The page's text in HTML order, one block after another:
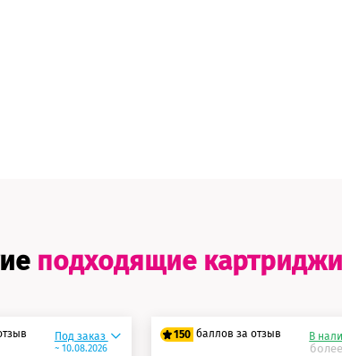
подходящие картриджи
Под заказ
~ 10.08.2026
150 баллов за отзыв В